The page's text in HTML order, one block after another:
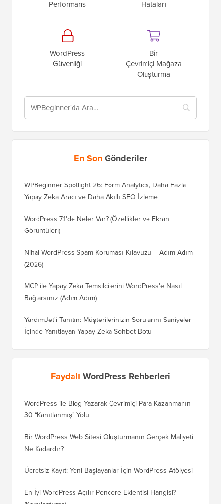
Performans Hataları
WordPress
Güvenliği
Bir
Çevrimiçi Mağaza
Oluşturma
En SonGönderiler
WPBeginner Spotlight 26: Form Analytics, Daha Fazla
Yapay Zeka Aracı ve Daha Akıllı SEO İzleme
WordPress 7.1'de Neler Var? (Özellikler ve Ekran
Görüntüleri)
Nihai WordPress Spam Koruması Kılavuzu – Adım Adım
(2026)
MCP ile Yapay Zeka Temsilcilerini WordPress'e Nasıl
Bağlarsınız (Adım Adım)
YardımJet'i Tanıtın: Müşterilerinizin Sorularını Saniyeler
İçinde Yanıtlayan Yapay Zeka Sohbet Botu
Faydalı WordPress Rehberleri
WordPress ile Blog Yazarak Çevrimiçi Para Kazanmanın
30 “Kanıtlanmış” Yolu
Bir WordPress Web Sitesi Oluşturmanın Gerçek Maliyeti
Ne Kadardır?
Ücretsiz Kayıt: Yeni Başlayanlar İçin WordPress Atölyesi
En İyi WordPress Açılır Pencere Eklentisi Hangisi?